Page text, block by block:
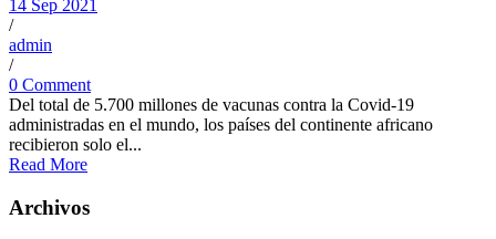
14 Sep 2021
/
admin
/
0 Comment
Del total de 5.700 millones de vacunas contra la Covid-19
administradas en el mundo, los países del continente africano
recibieron solo el...
Read More
Archivos